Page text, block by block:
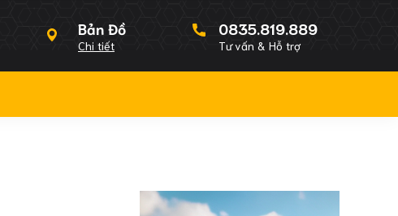
Bản Đồ
Chi tiết
0835.819.889
Tư vấn & Hỗ trợ